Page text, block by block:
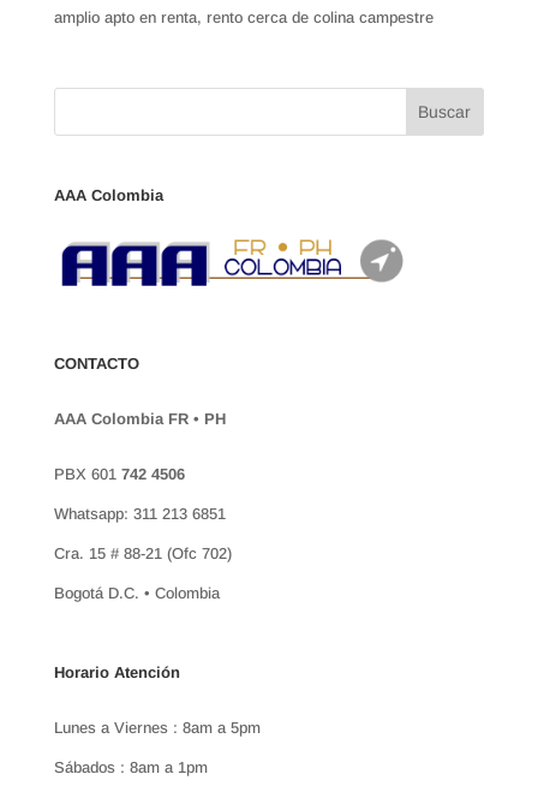
amplio apto en renta, rento cerca de colina campestre
AAA Colombia
CONTACTO
AAA Colombia FR • PH
PBX 601 742 4506
Whatsapp: 311 213 6851
Cra. 15 # 88-21 (Ofc 702)
Bogotá D.C. • Colombia
Horario Atención
Lunes a Viernes : 8am a 5pm
Sábados : 8am a 1pm